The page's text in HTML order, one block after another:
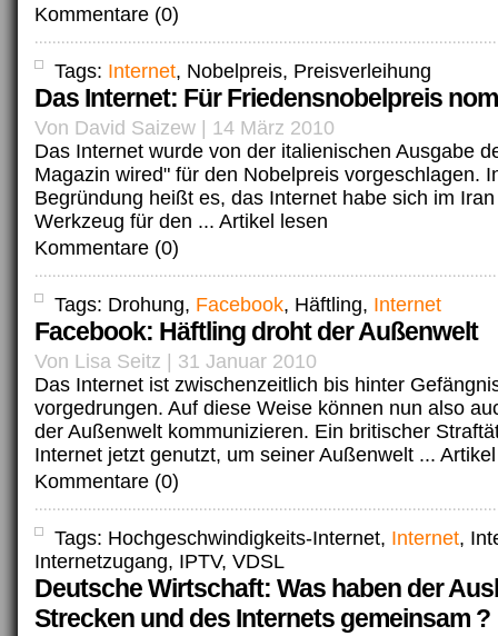
Kommentare (0)
Tags: Internet, Nobelpreis, Preisverleihung
Das Internet: Für Friedensnobelpreis
Von David Saizew | 14 März 2010
Das Internet wurde von der italienischen Ausgabe
Magazin wired" für den Nobelpreis vorgeschlagen.
Begründung heißt es, das Internet habe sich im
Werkzeug für den ... Artikel lesen
Kommentare (0)
Tags: Drohung, Facebook, Häftling, Internet
Facebook: Häftling droht der Außenwelt
Von Lisa Seitz | 31 Januar 2010
Das Internet ist zwischenzeitlich bis hinter
vorgedrungen. Auf diese Weise können nun also
der Außenwelt kommunizieren. Ein britischer
Internet jetzt genutzt, um seiner Außenwelt ...
Kommentare (0)
Tags: Hochgeschwindigkeits-Internet, Internet,
Internetzugang, IPTV, VDSL
Deutsche Wirtschaft: Was haben der
Strecken und des Internets gemeinsam ?